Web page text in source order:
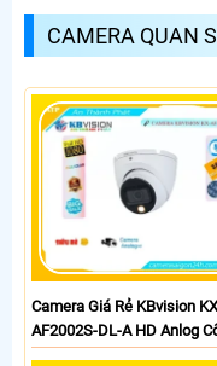
CAMERA QUAN
Camera Giá Rẻ KBvision
AF2002S-DL-A HD Anlog